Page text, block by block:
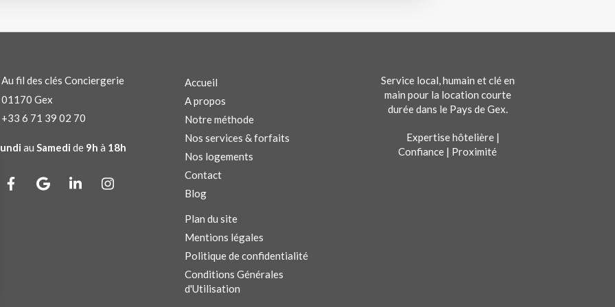
Au fil des clés Conciergerie
01170 Gex
+33 6 71 39 02 70
au Samedi de 9h à 18h
Accueil
A propos
Notre méthode
Nos services & forfaits
Nos logements
Contact
Blog
Plan du site
Mentions légales
Politique de confidentialité
Conditions Générales
d'Utilisation
Service local, humain et clé en
main pour la location courte
durée dans le Pays de Gex.
Expertise hôtelière |
Confiance | Proximité